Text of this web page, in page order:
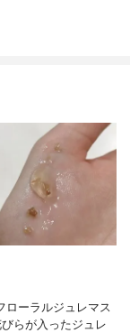
ラルジュレマス
らが入ったジュレ